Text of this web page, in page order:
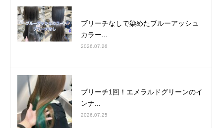
ブリーチなしで染めたブルーアッシュ
カラー...
2026.07.26
ブリーチ1回！エメラルドグリーンのイ
ンナ...
2026.07.25